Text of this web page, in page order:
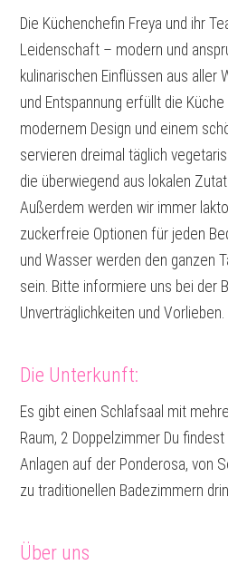
Die Küchenchefin Freya und ihr
Leidenschaft – modern und
kulinarischen Einflüssen aus aller
und Entspannung erfüllt die
modernem Design und einem
servieren dreimal täglich
die überwiegend aus lokalen
Außerdem werden wir immer
zuckerfreie Optionen für jeden
und Wasser werden den ganzen
sein. Bitte informiere uns bei der
Unverträglichkeiten und Vorlieben.
Die Unterkunft:
Es gibt einen Schlafsaal mit
Raum, 2 Doppelzimmer Du
Anlagen auf der Ponderosa, von
zu traditionellen Badezimmern
Über uns